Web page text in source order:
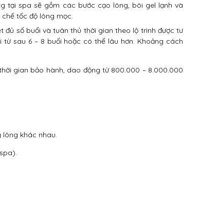
tại spa sẽ gồm các bước cạo lông, bôi gel lạnh và
tốc độ lông mọc.
số buổi và tuân thủ thời gian theo lộ trình được tư
sau 6 – 8 buổi hoặc có thể lâu hơn. Khoảng cách
gian bảo hành, dao động từ 800.000 – 8.000.000
lông khác nhau.